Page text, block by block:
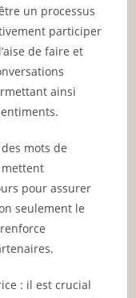
un processus
participer
de faire et
ainsi
mots de
mettent
pour assurer
seulement le
: il est crucial